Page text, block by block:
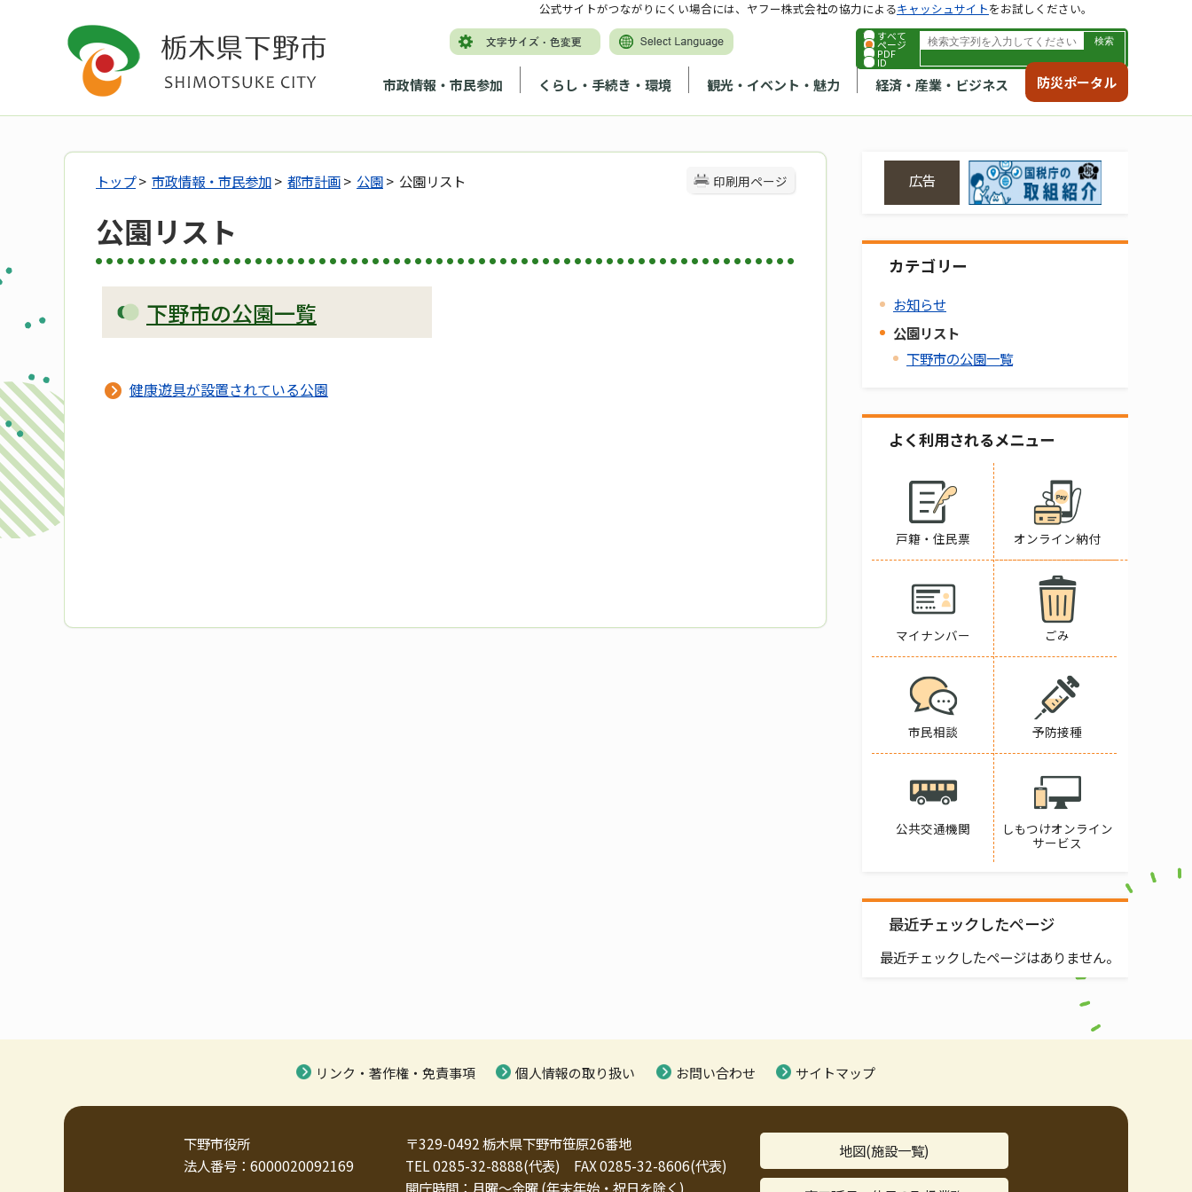
すべて
ページ
PDF
ID
市政情報・市民参加 くらし・手続き・環境 観光・イベント・魅力 経済・産業・ビジネス 防災ポータル
公式サイトがつながりにくい場合には、ヤフー株式会社の協力によるキャッシュサイトをお試しください。
印刷用ページ
トップ> 市政情報・市民参加> 都市計画> 公園> 公園リスト
公園リスト
下野市の公園一覧
健康遊具が設置されている公園
広告
カテゴリー
お知らせ
公園リスト
下野市の公園一覧
よく利用されるメニュー
戸籍・住民票 オンライン納付
マイナンバー ごみ
市民相談 予防接種
公共交通機関
しもつけオンライン
サービス
最近チェックしたページ
最近チェックしたページはありません。
リンク・著作権・免責事項 個人情報の取り扱い お問い合わせ サイトマップ
下野市役所
法人番号：6000020092169
〒329-0492 栃木県下野市笹原26番地
TEL 0285-32-8888(代表) FAX 0285-32-8606(代表)
開庁時間：月曜～金曜 (年末年始・祝日を除く)
地図(施設一覧)